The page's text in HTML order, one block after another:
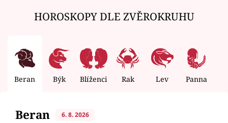
HOROSKOPY DLE ZVĚROKRUHU
Beran Býk Blíženci Rak Lev Panna
Beran 6. 8. 2026